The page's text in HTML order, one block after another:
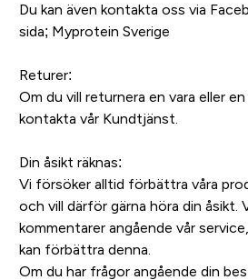
Du kan även kontakta oss via
sida; Myprotein Sverige
Returer:
Om du vill returnera en vara eller
kontakta vår Kundtjänst.
Din åsikt räknas:
Vi försöker alltid förbättra våra
och vill därför gärna höra din åsikt.
kommentarer angående vår
kan förbättra denna.
Om du har frågor angående din